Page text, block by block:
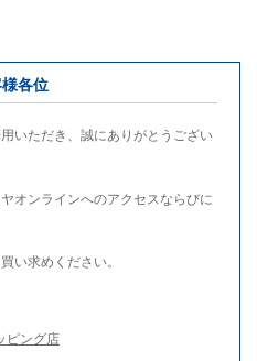
各位
いただき、誠にありがとうござい
オンラインへのアクセスならびに
い求めください。
ピング店